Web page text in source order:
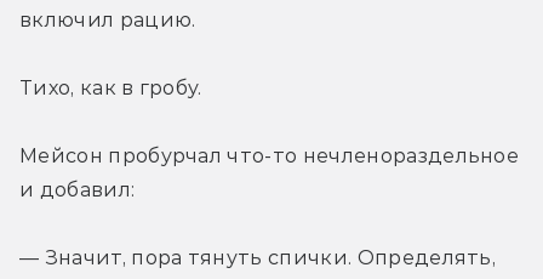
включил рацию.
Тихо, как в гробу.
Мейсон пробурчал что-то нечленораздельное
и добавил:
— Значит, пора тянуть спички. Определять,